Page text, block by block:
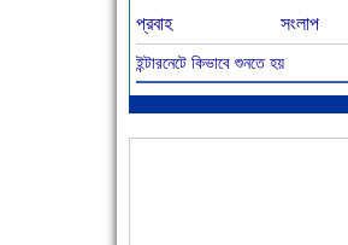
আজ বিশিষ্ট শিক্ষাবিদ এ.টি. আহমেদ
প্রবাহ
সংলাপ
ইন্টারনেটে কিভাবে শুনতে হয়